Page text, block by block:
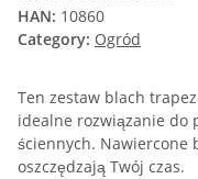
HAN: 10860
Category: Ogród
Ten zestaw blach
idealne rozwiązanie do
ściennych. Nawiercone
oszczędzają Twój czas.